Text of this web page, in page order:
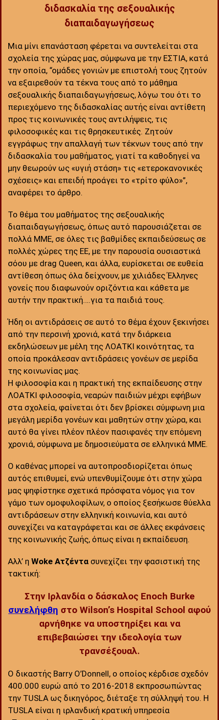
διδασκαλία της σεξουαλικής
διαπαιδαγωγήσεως
Μια μίνι επανάσταση φέρεται να συντελείται στα
σχολεία της χώρας μας, σύμφωνα με την ΕΣΤΙΑ, κατά
την οποία, “ομάδες γονιών με επιστολή τους ζητούν
να εξαιρεθούν τα τέκνα τους από το μάθημα
σεξουαλικής διαπαιδαγωγήσεως, λόγω του ότι το
περιεχόμενο της διδασκαλίας αυτής είναι αντίθετη
προς τις κοινωνικές τους αντιλήψεις, τις
φιλοσοφικές και τις θρησκευτικές. Ζητούν
εγγράφως την απαλλαγή των τέκνων τους από την
διδασκαλία του μαθήματος, γιατί τα καθοδηγεί να
μην θεωρούν ως «υγιή στάση» τις «ετεροκανονικές
σχέσεις» και επειδή προάγει το «τρίτο φύλο»”,
αναφέρει το άρθρο.
Το θέμα του μαθήματος της σεξουαλικής
διαπαιδαγωγήσεως, όπως αυτό παρουσιάζεται σε
πολλά ΜΜΕ, σε όλες τις βαθμίδες εκπαιδεύσεως σε
πολλές χώρες της ΕΕ, με την παρουσία ουσιαστικά
σόoυ με drag Queen, και άλλα, ευρίσκεται σε ευθεία
αντίθεση όπως όλα δείχνουν, με χιλιάδες Έλληνες
γονείς που διαφωνούν οριζόντια και κάθετα με
αυτήν την πρακτική….για τα παιδιά τους.
Ήδη οι αντιδράσεις σε αυτό το θέμα έχουν ξεκινήσει
από την περσινή χρονιά, κατά την διάρκεια
εκδηλώσεων με μέλη της ΛΟΑΤΚΙ κοινότητας, τα
οποία προκάλεσαν αντιδράσεις γονέων σε μερίδα
της κοινωνίας μας.
Η φιλοσοφία και η πρακτική της εκπαίδευσης στην
ΛΟΑΤΚΙ φιλοσοφία, νεαρών παιδιών μέχρι εφήβων
στα σχολεία, φαίνεται ότι δεν βρίσκει σύμφωνη μια
μεγάλη μερίδα γονέων και μαθητών στην χώρα, και
αυτό θα γίνει πλέον πλέον πασιφανές την επόμενη
χρονιά, σύμφωνα με δημοσιεύματα σε ελληνικά ΜΜΕ.
Ο καθένας μπορεί να αυτοπροσδιορίζεται όπως
αυτός επιθυμεί, ενώ υπενθυμίζουμε ότι στην χώρα
μας ψηφίστηκε σχετικά πρόσφατα νόμος για τον
γάμο των ομοφυλοφίλων, ο οποίος ξεσήκωσε θύελλα
αντιδράσεων στην ελληνική κοινωνία, και αυτό
συνεχίζει να καταγράφεται και σε άλλες εκφάνσεις
της κοινωνικής ζωής, όπως είναι η εκπαίδευση.
Αλλ’ η Woke Ατζέντα συνεχίζει την φασιστική της
τακτική:
Στην Ιρλανδία ο δάσκαλος Enoch Burke
συνελήφθη στο Wilson’s Hospital School αφού
αρνήθηκε να υποστηρίξει και να
επιβεβαιώσει την ιδεολογία των
τρανσέξουαλ.
Ο δικαστής Barry O’Donnell, ο οποίος κέρδισε σχεδόν
400.000 ευρώ από το 2016-2018 εκπροσωπώντας
την TUSLA ως δικηγόρος, διέταξε τη σύλληψή του. Η
TUSLA είναι η ιρλανδική κρατική υπηρεσία